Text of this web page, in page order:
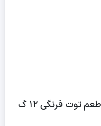
خوشبو کننده دهان استویا طعم توت فرنگی ۱۲ گ